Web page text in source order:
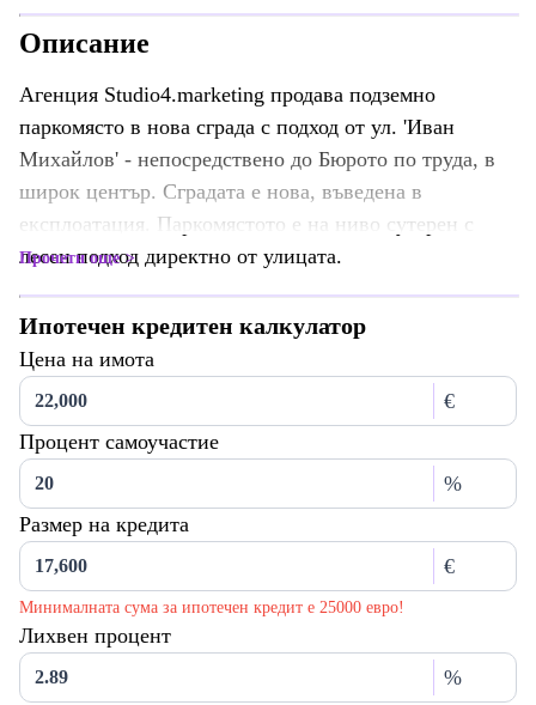
Описание
Агенция Studio4.marketing продава подземно
паркомясто в нова сграда с подход от ул. 'Иван
Михайлов' - непосредствено до Бюрото по труда, в
широк център. Сградата е нова, въведена в
експлоатация. Паркомястото е на ниво сутерен с
лесен подход директно от улицата.
Прочети още
Ипотечен кредитен калкулатор
Цена на имота
€
Процент самоучастие
%
Размер на кредита
€
Минималната сума за ипотечен кредит е 25000 евро!
Лихвен процент
%